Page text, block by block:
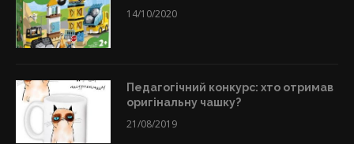
14/10/2020
Педагогічний конкурс: хто отримав
оригінальну чашку?
21/08/2019